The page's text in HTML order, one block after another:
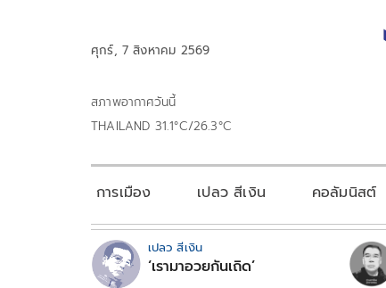
ศุกร์, 7 สิงหาคม 2569
สภาพอากาศวันนี้
THAILAND 31.1°C/26.3°C
การเมือง เปลว สีเงิน คอลัมนิสต์
เปลว สีเงิน
‘เรามาอวยกันเถิด’